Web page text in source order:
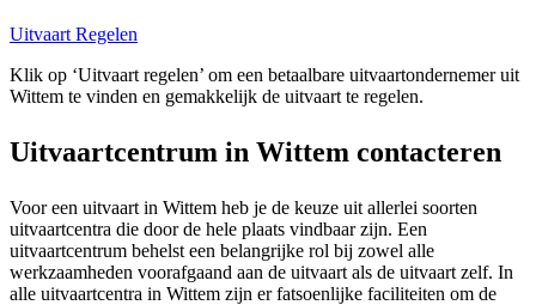
Uitvaart Regelen
Klik op ‘Uitvaart regelen’ om een betaalbare uitvaartondernemer uit
Wittem te vinden en gemakkelijk de uitvaart te regelen.
Uitvaartcentrum in Wittem contacteren
Voor een uitvaart in Wittem heb je de keuze uit allerlei soorten
uitvaartcentra die door de hele plaats vindbaar zijn. Een
uitvaartcentrum behelst een belangrijke rol bij zowel alle
werkzaamheden voorafgaand aan de uitvaart als de uitvaart zelf. In
alle uitvaartcentra in Wittem zijn er fatsoenlijke faciliteiten om de